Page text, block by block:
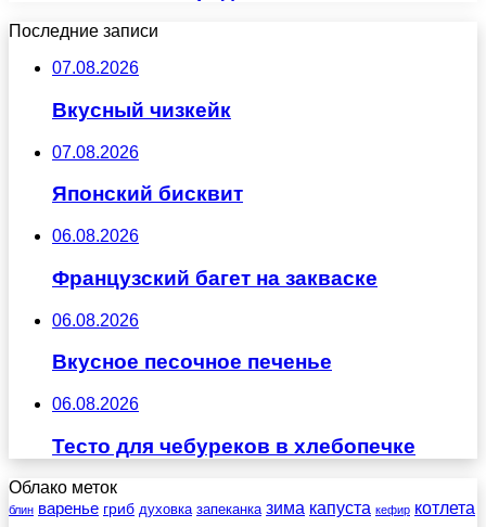
Последние записи
07.08.2026
Вкусный чизкейк
07.08.2026
Японский бисквит
06.08.2026
Французский багет на закваске
06.08.2026
Вкусное песочное печенье
06.08.2026
Тесто для чебуреков в хлебопечке
Облако меток
блин варенье гриб духовка запеканка зима капуста кефир котлета